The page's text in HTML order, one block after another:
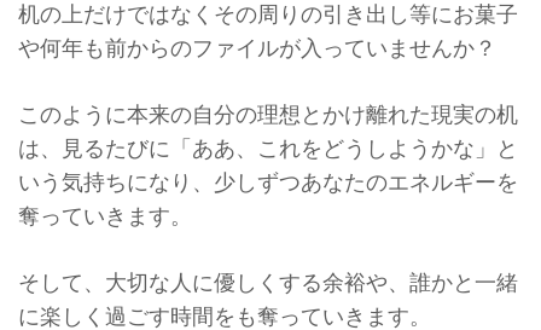
机の上だけではなくその周りの引き出し等にお菓子
や何年も前からのファイルが入っていませんか？
このように本来の自分の理想とかけ離れた現実の机
は、
見るたびに「ああ、これをどうしようかな」と
いう気持ちになり、 少しずつあなたのエネルギーを
奪っていきます。
そして、大切な人に優しくする余裕や、 誰かと一緒
に楽しく過ごす時間をも奪っていきます。